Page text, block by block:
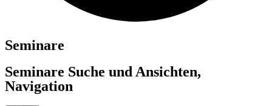
Seminare
Seminare Suche und Ansichten,
Navigation